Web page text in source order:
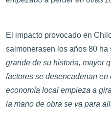
El impacto provocado en
salmonerasen los años 80 ha
grande de su historia, mayor
factores se desencadenan en
economía local empieza a
la mano de obra se va para